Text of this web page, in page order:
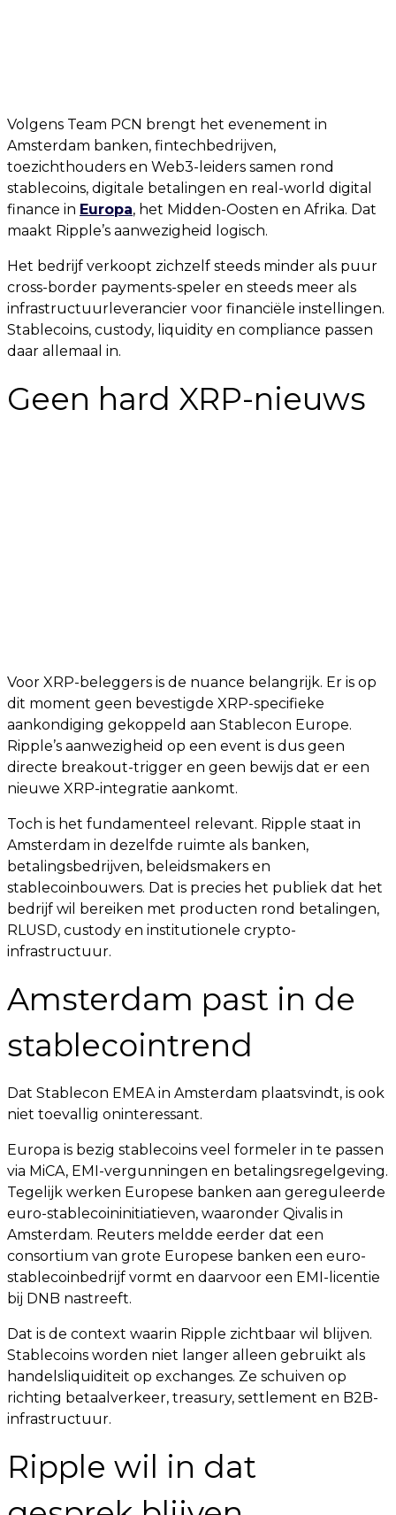
Volgens Team PCN brengt het evenement in
Amsterdam banken, fintechbedrijven,
toezichthouders en Web3-leiders samen rond
stablecoins, digitale betalingen en real-world digital
finance in Europa, het Midden-Oosten en Afrika. Dat
maakt Ripple’s aanwezigheid logisch.
Het bedrijf verkoopt zichzelf steeds minder als puur
cross-border payments-speler en steeds meer als
infrastructuurleverancier voor financiële instellingen.
Stablecoins, custody, liquidity en compliance passen
daar allemaal in.
Geen hard XRP-nieuws
Voor XRP-beleggers is de nuance belangrijk. Er is op
dit moment geen bevestigde XRP-specifieke
aankondiging gekoppeld aan Stablecon Europe.
Ripple’s aanwezigheid op een event is dus geen
directe breakout-trigger en geen bewijs dat er een
nieuwe XRP-integratie aankomt.
Toch is het fundamenteel relevant. Ripple staat in
Amsterdam in dezelfde ruimte als banken,
betalingsbedrijven, beleidsmakers en
stablecoinbouwers. Dat is precies het publiek dat het
bedrijf wil bereiken met producten rond betalingen,
RLUSD, custody en institutionele crypto-
infrastructuur.
Amsterdam past in de
stablecointrend
Dat Stablecon EMEA in Amsterdam plaatsvindt, is ook
niet toevallig oninteressant.
Europa is bezig stablecoins veel formeler in te passen
via MiCA, EMI-vergunningen en betalingsregelgeving.
Tegelijk werken Europese banken aan gereguleerde
euro-stablecoininitiatieven, waaronder Qivalis in
Amsterdam. Reuters meldde eerder dat een
consortium van grote Europese banken een euro-
stablecoinbedrijf vormt en daarvoor een EMI-licentie
bij DNB nastreeft.
Dat is de context waarin Ripple zichtbaar wil blijven.
Stablecoins worden niet langer alleen gebruikt als
handelsliquiditeit op exchanges. Ze schuiven op
richting betaalverkeer, treasury, settlement en B2B-
infrastructuur.
Ripple wil in dat